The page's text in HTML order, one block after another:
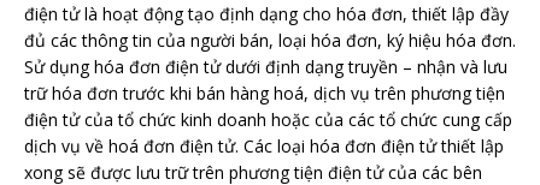
điện tử là hoạt động tạo định dạng cho hóa đơn, thiết lập đầy
đủ các thông tin của người bán, loại hóa đơn, ký hiệu hóa đơn.
Sử dụng hóa đơn điện tử dưới định dạng truyền – nhận và lưu
trữ hóa đơn trước khi bán hàng hoá, dịch vụ trên phương tiện
điện tử của tổ chức kinh doanh hoặc của các tổ chức cung cấp
dịch vụ về hoá đơn điện tử. Các loại hóa đơn điện tử thiết lập
xong sẽ được lưu trữ trên phương tiện điện tử của các bên